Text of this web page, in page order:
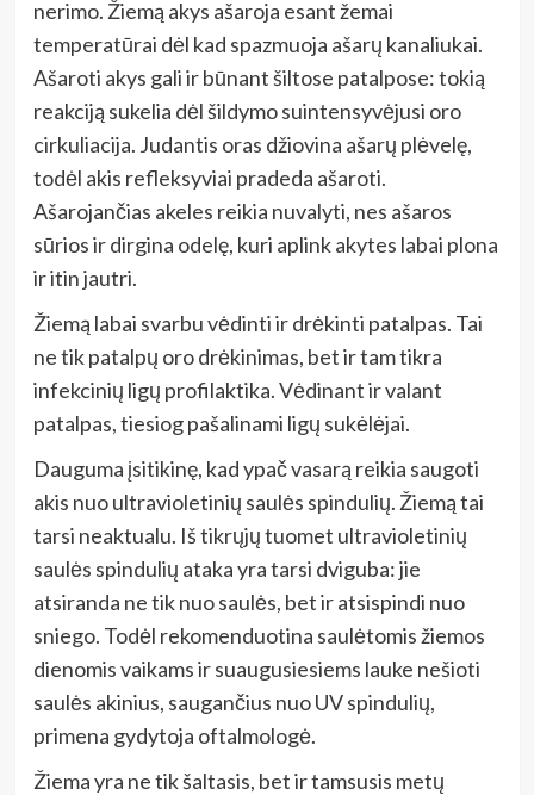
nerimo. Žiemą akys ašaroja esant žemai
temperatūrai dėl kad spazmuoja ašarų kanaliukai.
Ašaroti akys gali ir būnant šiltose patalpose: tokią
reakciją sukelia dėl šildymo suintensyvėjusi oro
cirkuliacija. Judantis oras džiovina ašarų plėvelę,
todėl akis refleksyviai pradeda ašaroti.
Ašarojančias akeles reikia nuvalyti, nes ašaros
sūrios ir dirgina odelę, kuri aplink akytes labai plona
ir itin jautri.
Žiemą labai svarbu vėdinti ir drėkinti patalpas. Tai
ne tik patalpų oro drėkinimas, bet ir tam tikra
infekcinių ligų profilaktika. Vėdinant ir valant
patalpas, tiesiog pašalinami ligų sukėlėjai.
Dauguma įsitikinę, kad ypač vasarą reikia saugoti
akis nuo ultravioletinių saulės spindulių. Žiemą tai
tarsi neaktualu. Iš tikrųjų tuomet ultravioletinių
saulės spindulių ataka yra tarsi dviguba: jie
atsiranda ne tik nuo saulės, bet ir atsispindi nuo
sniego. Todėl rekomenduotina saulėtomis žiemos
dienomis vaikams ir suaugusiesiems lauke nešioti
saulės akinius, saugančius nuo UV spindulių,
primena gydytoja oftalmologė.
Žiema yra ne tik šaltasis, bet ir tamsusis metų